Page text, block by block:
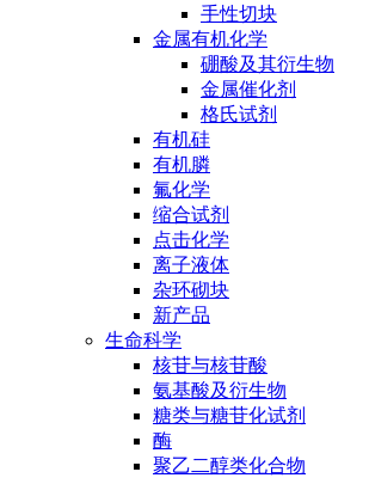
手性切块
金属有机化学
硼酸及其衍生物
金属催化剂
格氏试剂
有机硅
有机膦
氟化学
缩合试剂
点击化学
离子液体
杂环砌块
新产品
生命科学
核苷与核苷酸
氨基酸及衍生物
糖类与糖苷化试剂
酶
聚乙二醇类化合物